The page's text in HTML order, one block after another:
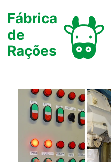
Fábrica
de
Rações